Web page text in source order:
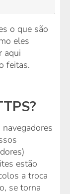
o que são
eles
aqui
feitas.
estão
a troca
se torna